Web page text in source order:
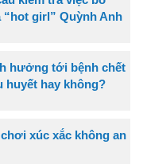
“hot girl” Quỳnh Anh
hưởng tới bệnh chết
huyết hay không?
xúc xắc không an